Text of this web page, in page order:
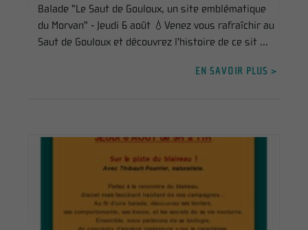
Balade "Le Saut de Gouloux, un site emblématique
du Morvan" - Jeudi 6 août 💧Venez vous rafraîchir au
Saut de Gouloux et découvrez l'histoire de ce sit ...
EN SAVOIR PLUS >